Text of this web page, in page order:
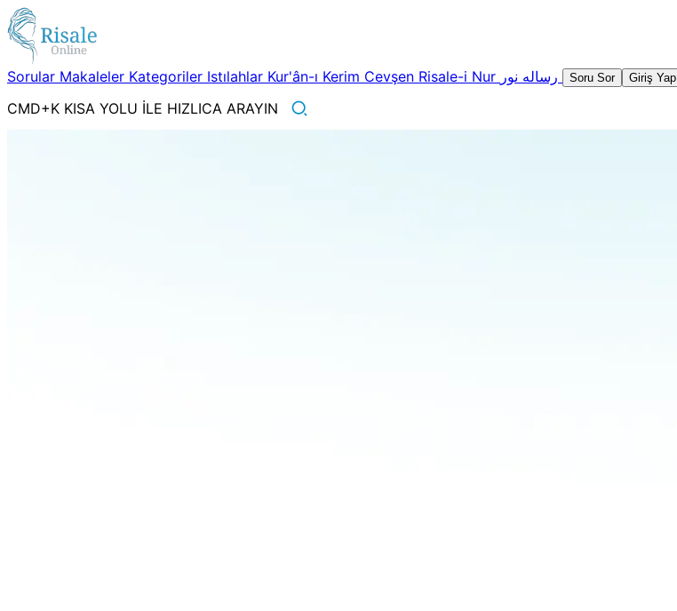
Sorular Makaleler Kategoriler Istılahlar Kur'ân-ı Kerim Cevşen Risale-i Nur Soru Sor Giriş Yap
CMD+K KISA YOLU İLE HIZLICA ARAYIN